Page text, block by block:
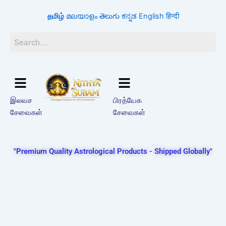
தமிழ் മലയാളം తెలుగు ಕನ್ನಡ English हिन्दी
இலவச
சேவைகள்
பிரத்யேக
சேவைகள்
"Premium Quality Astrological Products - Shipped Globally"